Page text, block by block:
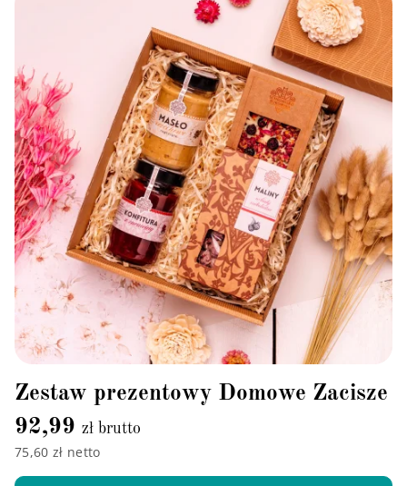
Zestaw prezentowy Domowe Zacisze
92,99 zł brutto
75,60 zł netto